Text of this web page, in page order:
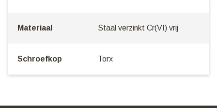
Materiaal Staal verzinkt Cr(VI) vrij
Schroefkop Torx